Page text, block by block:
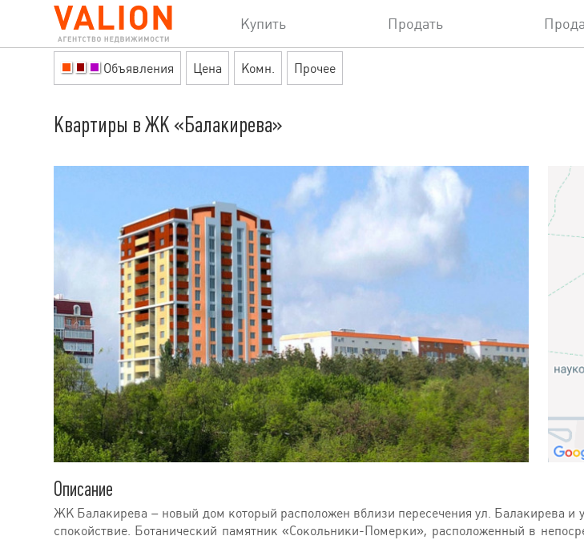
Купить Продать
Объявления Цена Комн. Прочее
Квартиры в ЖК «Балакирева»
Описание
ЖК Балакирева – новый дом который расположен вблизи пересечения ул. Балакирева и
спокойствие. Ботанический памятник «Сокольники-Померки», расположенный в